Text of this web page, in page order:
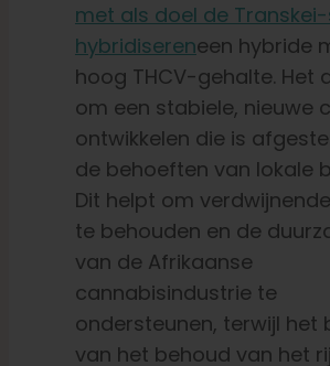
met als doel de
hybridisereneen hybride
hoog THCV-gehalte. Het
om een stabiele, nieuwe
ontwikkelen die is
de behoeften van lokale
Dit helpt om
te behouden en de
van de Afrikaanse
cannabisindustrie te
ondersteunen, terwijl het
van het behoud van het